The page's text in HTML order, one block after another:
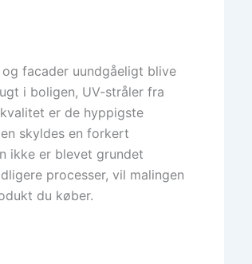
facader uundgåeligt blive
i boligen, UV-stråler fra
er de hyppigste
skyldes en forkert
ikke er blevet grundet
processer, vil malingen
du køber.